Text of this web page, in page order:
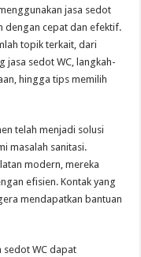
jasa sedot
dengan cepat dan efektif.
topik terkait, dari
sedot WC, langkah-
hingga tips memilih
telah menjadi solusi
masalah sanitasi.
modern, mereka
efisien. Kontak yang
mendapatkan bantuan
sedot WC dapat